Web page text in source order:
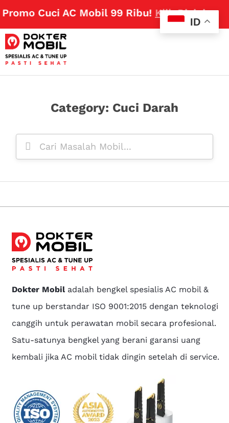
Cuci AC Mobil 99 Ribu! Klik Disini
Category: Cuci Darah
Dokter Mobiladalah bengkel spesialis AC mobil &
tune up berstandar ISO 9001:2015 dengan teknologi
canggih untuk perawatan mobil secara profesional.
Satu-satunya bengkel yang berani garansi uang
kembali jika AC mobil tidak dingin setelah di service.
ID